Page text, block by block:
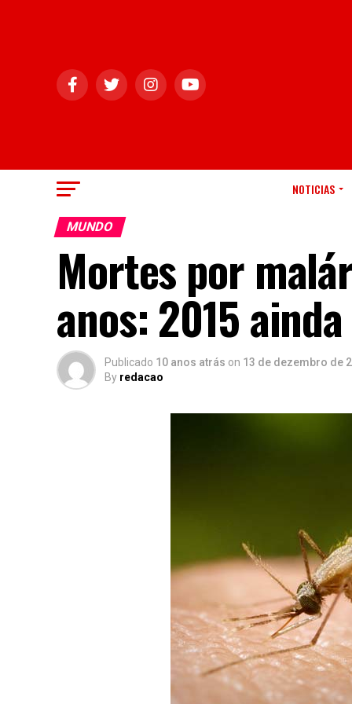
NOTICIAS
MUNDO
Mortes por
anos: 2015
Publicado 10 anos atrás on 13 de dezembro de
By redacao